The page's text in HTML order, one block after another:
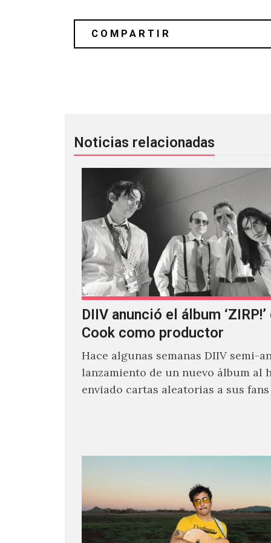
Noticias relacionadas
DIIV anunció el álbum
Cook como productor
Hace algunas semanas DIIV semi-
lanzamiento de un nuevo álbum al
enviado cartas aleatorias a sus